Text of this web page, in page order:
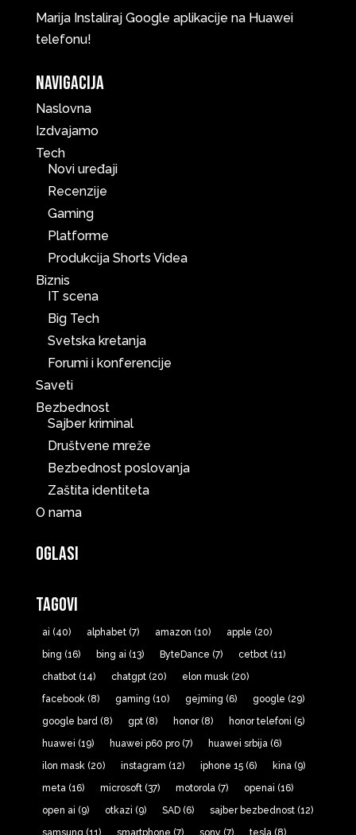
Marija Instaliraj Google aplikacije na Huawei
telefonu!
Navigacija
Naslovna
Izdvajamo
Tech
Novi uređaji
Recenzije
Gaming
Platforme
Produkcija Shorts Videa
Biznis
IT scena
Big Tech
Svetska kretanja
Forumi i konferencije
Saveti
Bezbednost
Sajber kriminal
Društvene mreže
Bezbednost poslovanja
Zaštita identiteta
O nama
Oglasi
Tagovi
ai (40) alphabet(7) amazon (10) apple (20)
bing (16) bing ai (13) ByteDance (7) cetbot(11)
chatbot(14) chatgpt(20) elon musk(20)
facebook(8) gaming (10) gejming (6) google (29)
google bard(8) gpt(8) honor(8) honor telefoni (5)
huawei (19) huawei p60 pro(7) huawei srbija(6)
ilon mask(20) instagram (12) iphone 15(6) kina(9)
meta(16) microsoft(37) motorola(7) openai (16)
open ai (9) otkazi (9) SAD(6) sajber bezbednost(12)